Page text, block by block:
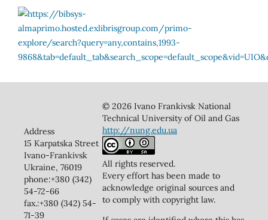
Address
15 Karpatska Street
Ivano-Frankivsk
Ukraine, 76019
phone:+380 (342)
54-72-66
fax.:+380 (342) 54-
71-39
© 2026 Ivano Frankivsk National
Technical University of Oil and Gas
http://nung.edu.ua
All rights reserved.
Every effort has been made to
acknowledge original sources and
to comply with copyright law.